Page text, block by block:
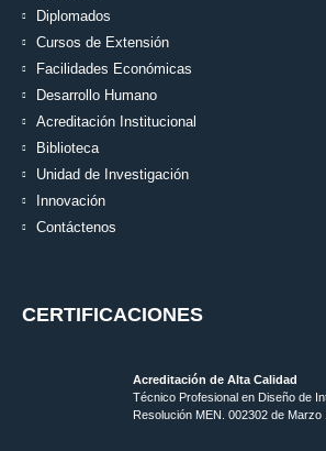
Diplomados
Cursos de Extensión
Facilidades Económicas
Desarrollo Humano
Acreditación Institucional
Biblioteca
Unidad de Investigación
Innovación
Contáctenos
CERTIFICACIONES
Acreditación de Alta Calidad
Técnico Profesional en Diseño de
Resolución MEN. 002302 de Marzo